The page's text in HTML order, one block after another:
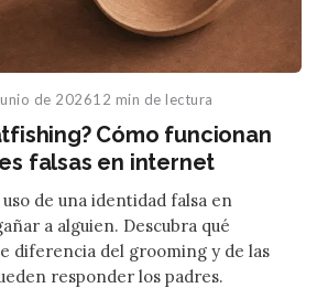
de 202612 min de lectura
Cómo funcionan
falsas en internet
de una identidad falsa en
a alguien. Descubra qué
diferencia del grooming y de las
responder los padres.